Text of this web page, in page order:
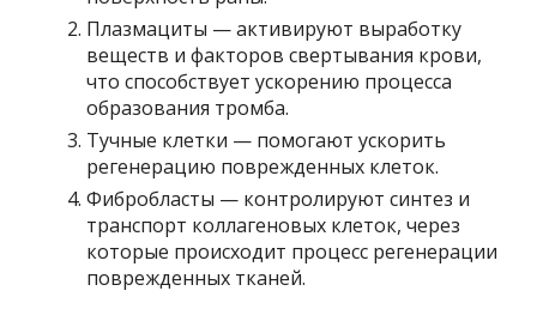
Плазмациты — активируют выработку
веществ и факторов свертывания крови,
что способствует ускорению процесса
образования тромба.
Тучные клетки — помогают ускорить
регенерацию поврежденных клеток.
Фибробласты — контролируют синтез и
транспорт коллагеновых клеток, через
которые происходит процесс регенерации
поврежденных тканей.